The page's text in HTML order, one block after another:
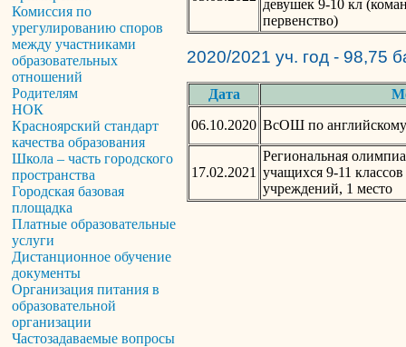
Комиссия по
урегулированию споров
между участниками
образовательных
отношений
Родителям
НОК
Красноярский стандарт
качества образования
Школа – часть городского
пространства
Городская базовая
площадка
Платные образовательные
услуги
Дистанционное обучение
документы
Организация питания в
образовательной
организации
Частозадаваемые вопросы
девушек 9-10 кл
первенство)
2020/2021 уч. год - 98,75
Дата
06.10.2020 ВсОШ по
17.02.2021
Региональная
учащихся 9-11
учреждений, 1 место